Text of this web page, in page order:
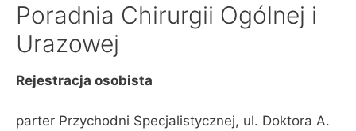
Poradnia Chirurgii Ogólnej i
Urazowej
Rejestracja osobista
parter Przychodni Specjalistycznej, ul. Doktora A.